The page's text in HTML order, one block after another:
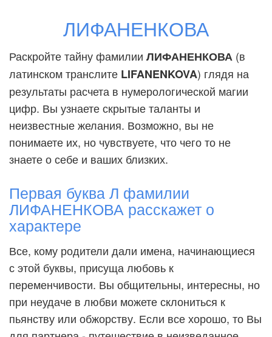
ЛИФАНЕНКОВА
Раскройте тайну фамилии ЛИФАНЕНКОВА (в
латинском транслите LIFANENKOVA) глядя на
результаты расчета в нумерологической магии
цифр. Вы узнаете скрытые таланты и
неизвестные желания. Возможно, вы не
понимаете их, но чувствуете, что чего то не
знаете о себе и ваших близких.
Первая буква Л фамилии
ЛИФАНЕНКОВА расскажет о
характере
Все, кому родители дали имена, начинающиеся
с этой буквы, присуща любовь к
переменчивости. Вы общительны, интересны, но
при неудаче в любви можете склониться к
пьянству или обжорству. Если все хорошо, то Вы